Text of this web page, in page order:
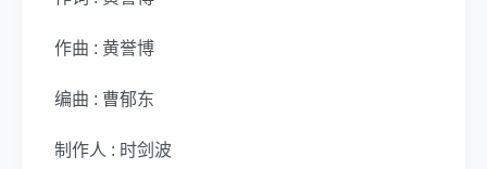
作曲 : 黄誉博
编曲 : 曹郁东
制作人 : 时剑波